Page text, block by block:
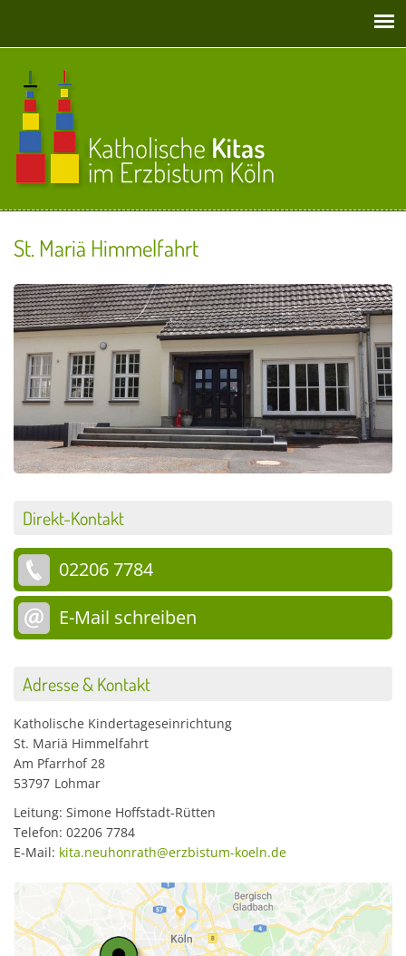
St. Mariä Himmelfahrt
Direkt-Kontakt
02206 7784
E-Mail schreiben
Adresse & Kontakt
Katholische Kindertageseinrichtung
St. Mariä Himmelfahrt
Am Pfarrhof 28
53797 Lohmar
Leitung: Simone Hoffstadt-Rütten
Telefon: 02206 7784
E-Mail: kita.neuhonrath@erzbistum-koeln.de